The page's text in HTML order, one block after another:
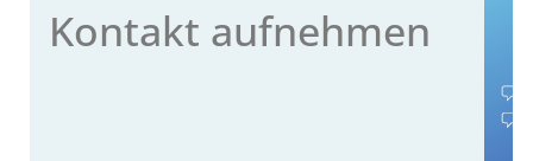
Kontakt aufnehmen